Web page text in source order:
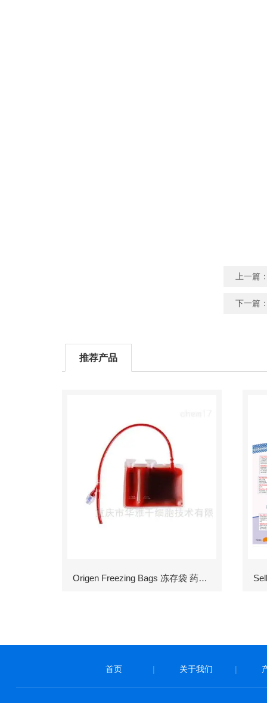
上一篇
下一篇
推荐产品
Origen Freezing Bags 冻存袋 药包材
首页 | 关于我们 |